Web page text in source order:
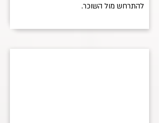
להתרחש מול השוכר.